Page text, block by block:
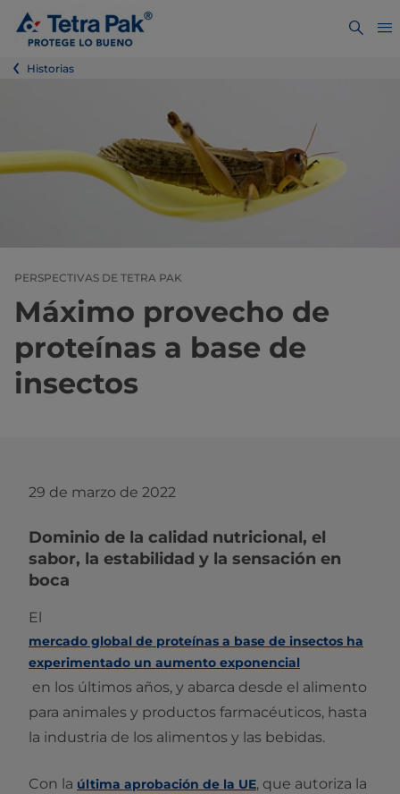
Historias
PERSPECTIVAS DE TETRA PAK
Máximo provecho de
proteínas a base de
insectos
29 de marzo de 2022
Dominio de la calidad nutricional, el
sabor, la estabilidad y la sensación en
boca
El
mercado global de proteínas a base de insectos ha
experimentado un aumento exponencial
en los últimos años, y abarca desde el alimento
para animales y productos farmacéuticos, hasta
la industria de los alimentos y las bebidas.
Con la última aprobación de la UE, que autoriza la